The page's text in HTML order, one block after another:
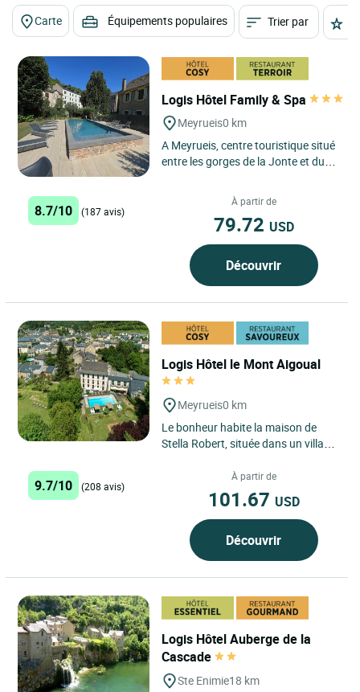
Carte Équipements populaires Trier par
Logis Hôtel Family & Spa
Meyrueis0 km
A Meyrueis, centre touristique situé
entre les gorges de la Jonte et du
l'Aigoual, des...
8.7/10 (187 avis)
À partir de
79.72 USD
Découvrir
Logis Hôtel le Mont Aigoual
Meyrueis0 km
Le bonheur habite la maison de
Stella Robert, située dans un village
d'altitude dans la perspective...
9.7/10 (208 avis)
À partir de
101.67 USD
Découvrir
Logis Hôtel Auberge de la
Cascade
Ste Enimie18 km